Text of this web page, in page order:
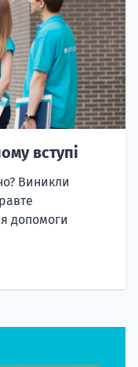
вступі
Виникли
допомоги